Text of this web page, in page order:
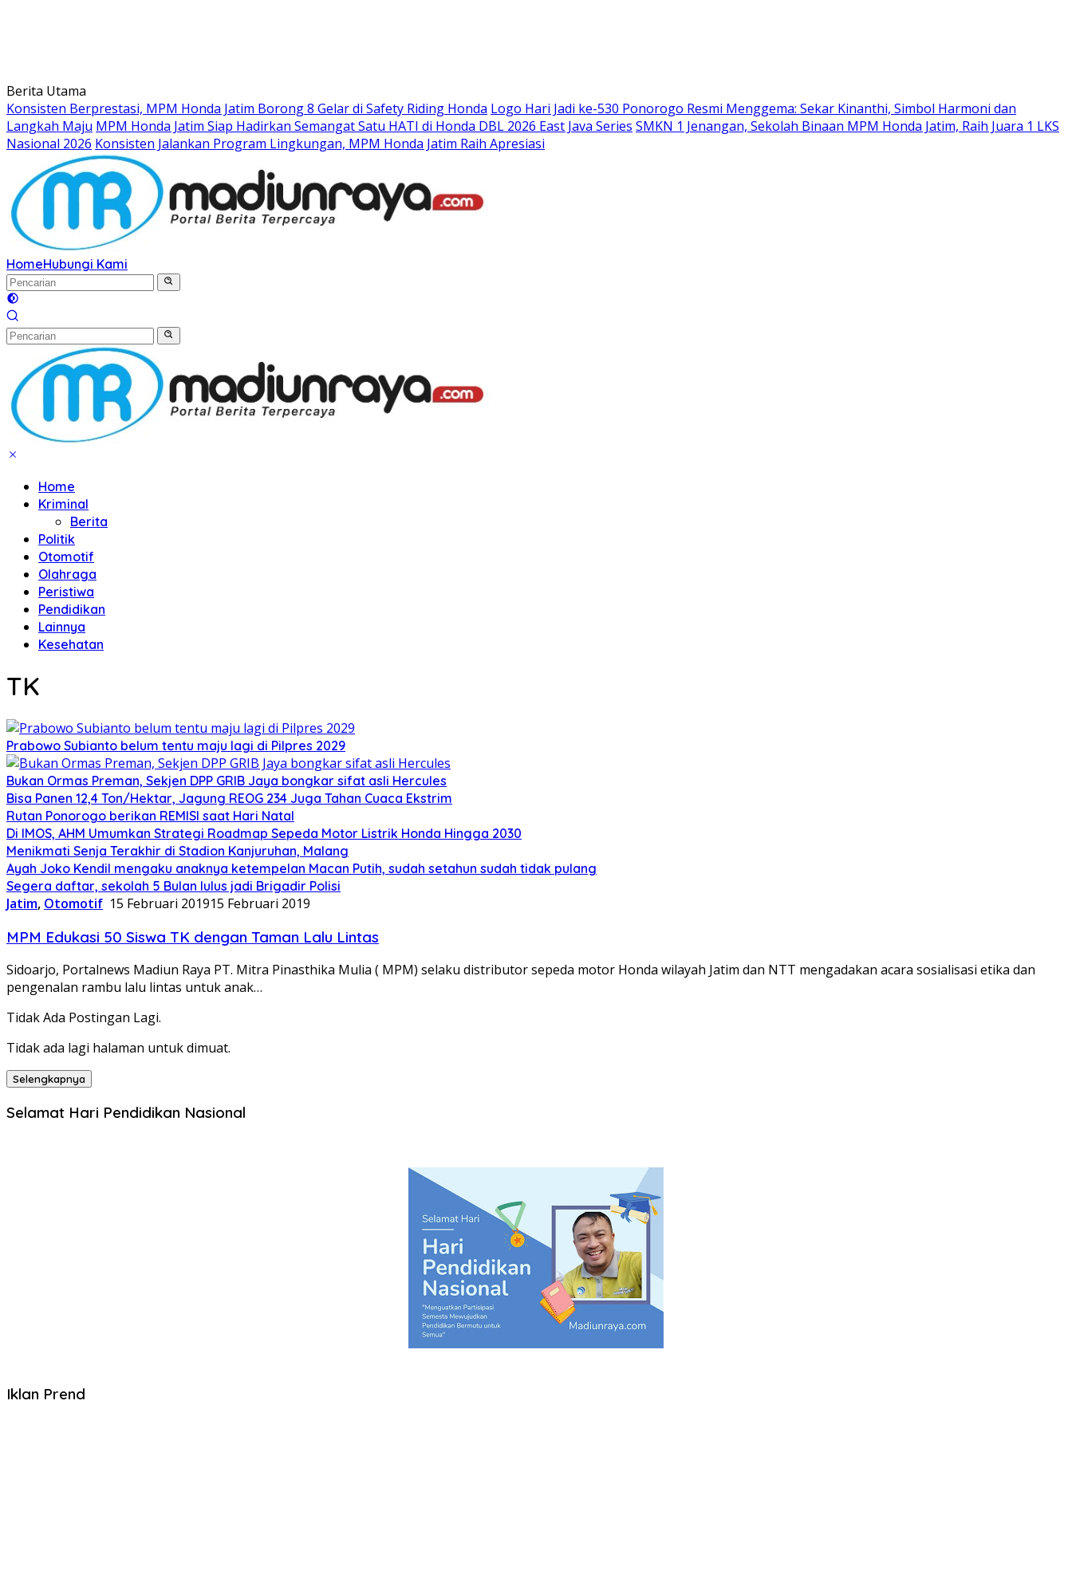
Berita Utama
Konsisten Berprestasi, MPM Honda Jatim Borong 8 Gelar di Safety Riding Honda Logo Hari Jadi ke-530 Ponorogo Resmi Menggema: Sekar Kinanthi, Simbol Harmoni dan
Langkah Maju MPM Honda Jatim Siap Hadirkan Semangat Satu HATI di Honda DBL 2026 East Java Series SMKN 1 Jenangan, Sekolah Binaan MPM Honda Jatim, Raih Juara 1 LKS
Nasional 2026 Konsisten Jalankan Program Lingkungan, MPM Honda Jatim Raih Apresiasi
HomeHubungi Kami
Home
Kriminal
Berita
Politik
Otomotif
Olahraga
Peristiwa
Pendidikan
Lainnya
Kesehatan
TK
Prabowo Subianto belum tentu maju lagi di Pilpres 2029
Bukan Ormas Preman, Sekjen DPP GRIB Jaya bongkar sifat asli Hercules
Bisa Panen 12,4 Ton/Hektar, Jagung REOG 234 Juga Tahan Cuaca Ekstrim
Rutan Ponorogo berikan REMISI saat Hari Natal
Di IMOS, AHM Umumkan Strategi Roadmap Sepeda Motor Listrik Honda Hingga 2030
Menikmati Senja Terakhir di Stadion Kanjuruhan, Malang
Ayah Joko Kendil mengaku anaknya ketempelan Macan Putih, sudah setahun sudah tidak pulang
Segera daftar, sekolah 5 Bulan lulus jadi Brigadir Polisi
Jatim, Otomotif 15 Februari 201915 Februari 2019
MPM Edukasi 50 Siswa TK dengan Taman Lalu Lintas
Sidoarjo, Portalnews Madiun Raya PT. Mitra Pinasthika Mulia ( MPM) selaku distributor sepeda motor Honda wilayah Jatim dan NTT mengadakan acara sosialisasi etika dan
pengenalan rambu lalu lintas untuk anak…
Tidak Ada Postingan Lagi.
Tidak ada lagi halaman untuk dimuat.
Selengkapnya
Selamat Hari Pendidikan Nasional
Iklan Prend